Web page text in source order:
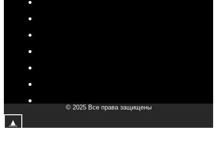
© 2025 Все права защищены
▲